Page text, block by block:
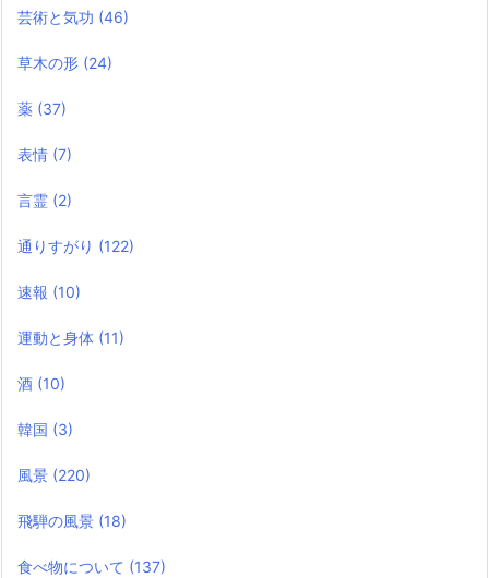
芸術と気功 (46)
草木の形 (24)
薬 (37)
表情 (7)
言霊 (2)
通りすがり (122)
速報 (10)
運動と身体 (11)
酒 (10)
韓国 (3)
風景 (220)
飛騨の風景 (18)
食べ物について (137)